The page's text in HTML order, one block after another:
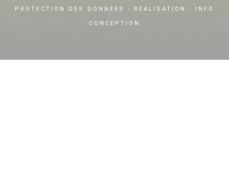
PROTECTION DES DONNÉES - RÉALISATION : INFO
CONCEPTION